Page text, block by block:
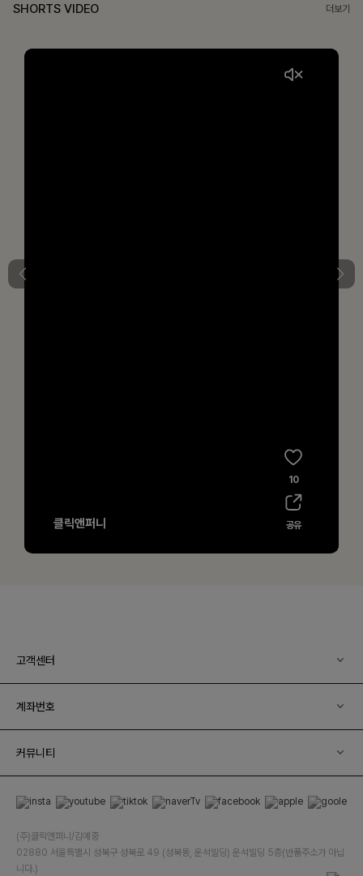
SHORTS VIDEO 더보기
고객센터
계좌번호
커뮤니티
(주)클릭앤퍼니/김예중
02880 서울특별시 성북구 성북로 49 (성북동, 운석빌딩) 운석빌딩 5층(반품주소가 아닙
니다.)